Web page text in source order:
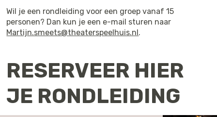
Wil je een rondleiding voor een groep vanaf 15
personen? Dan kun je een e-mail sturen naar
Martijn.smeets@theaterspeelhuis.nl .
RESERVEER HIER
JE RONDLEIDING